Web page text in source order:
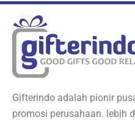
Gifterindo adalah pionir
promosi perusahaan. lebih